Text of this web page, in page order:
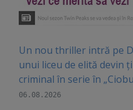
Un nou thriller intră pe
unui liceu de elită devin
criminal în serie în
06.08.2026